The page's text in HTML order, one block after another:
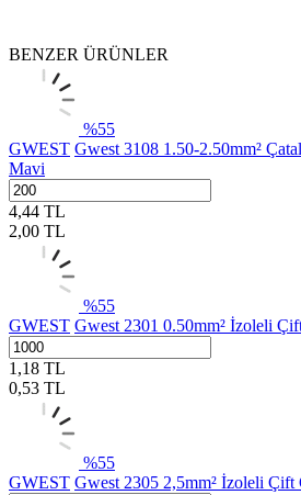
BENZER ÜRÜNLER
%55
GWEST Gwest 3108 1.50-2.50mm²
Mavi
4,44 TL
2,00 TL
%55
GWEST Gwest 2301 0.50mm² İzoleli
1,18 TL
0,53 TL
%55
GWEST Gwest 2305 2,5mm² İzoleli